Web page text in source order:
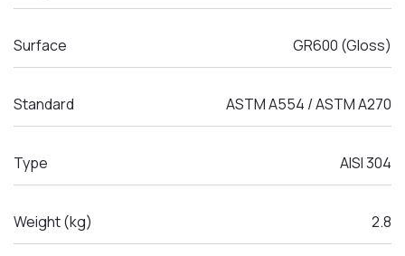
Surface GR600 (Gloss)
Standard ASTM A554 / ASTM A270
Type AISI 304
Weight (kg) 2.8